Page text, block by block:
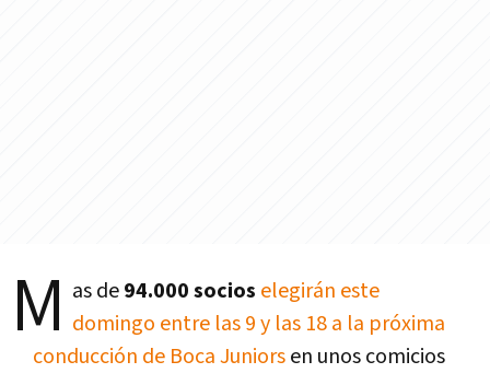
M as de94.000 socios elegirán este
domingo entre las 9 y las 18 a la próxima
conducción de Boca Juniorsen unos comicios